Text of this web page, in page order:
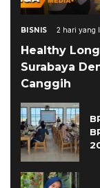
BISNIS 2 hari yang
Healthy
Surabaya
Canggih